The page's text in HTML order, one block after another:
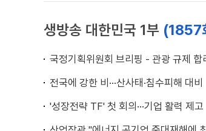
생방송 대한민국 1부 (1857
국정기획위원회 브리핑 - 관광 규제 합
전국에 강한 비···산사태·침수피해 대비
'성장전략 TF' 첫 회의···기업 활력 제고